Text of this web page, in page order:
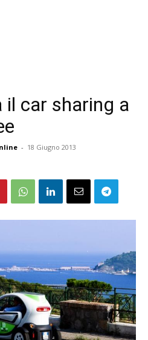
il car sharing a
- 18 Giugno 2013